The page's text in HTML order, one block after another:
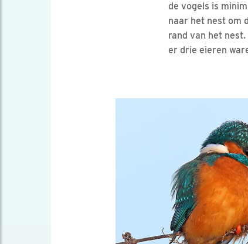
de vogels is
naar het nest om
rand van het
er drie eieren